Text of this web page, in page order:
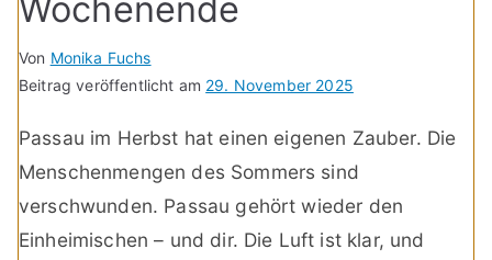
Wochenende
Von Monika Fuchs
Beitrag veröffentlicht am 29. November 2025
Passau im Herbst hat einen eigenen Zauber. Die
Menschenmengen des Sommers sind
verschwunden. Passau gehört wieder den
Einheimischen – und dir. Die Luft ist klar, und